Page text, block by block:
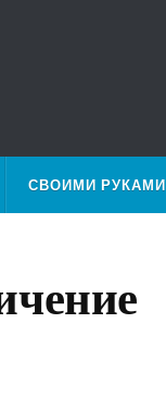
СВОИМИ РУКАМИ